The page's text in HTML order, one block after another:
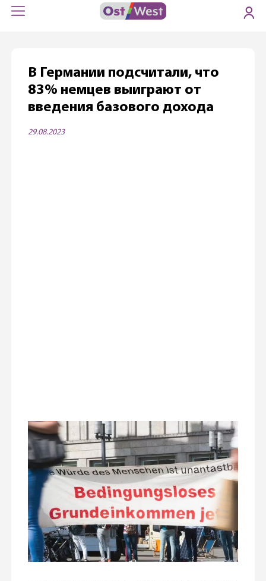
В Германии подсчитали, что
83% немцев выиграют от
введения базового дохода
29.08.2023